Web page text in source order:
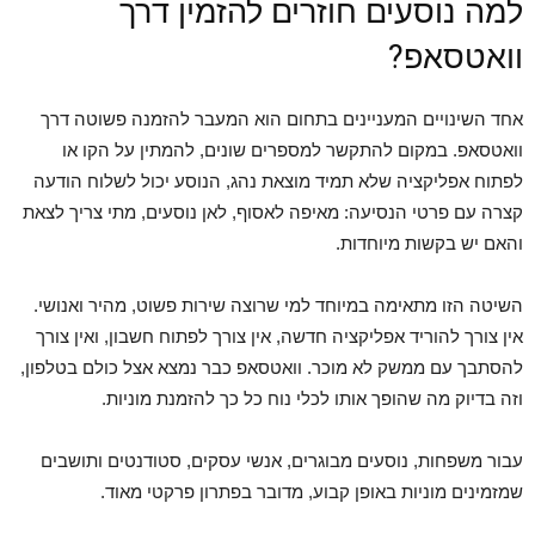
למה נוסעים חוזרים להזמין דרך
וואטסאפ?
אחד השינויים המעניינים בתחום הוא המעבר להזמנה פשוטה דרך
וואטסאפ. במקום להתקשר למספרים שונים, להמתין על הקו או
לפתוח אפליקציה שלא תמיד מוצאת נהג, הנוסע יכול לשלוח הודעה
קצרה עם פרטי הנסיעה: מאיפה לאסוף, לאן נוסעים, מתי צריך לצאת
והאם יש בקשות מיוחדות.
השיטה הזו מתאימה במיוחד למי שרוצה שירות פשוט, מהיר ואנושי.
אין צורך להוריד אפליקציה חדשה, אין צורך לפתוח חשבון, ואין צורך
להסתבך עם ממשק לא מוכר. וואטסאפ כבר נמצא אצל כולם בטלפון,
וזה בדיוק מה שהופך אותו לכלי נוח כל כך להזמנת מוניות.
עבור משפחות, נוסעים מבוגרים, אנשי עסקים, סטודנטים ותושבים
שמזמינים מוניות באופן קבוע, מדובר בפתרון פרקטי מאוד.